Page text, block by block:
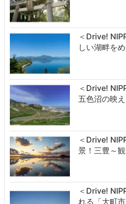
＜Drive!
しい湖畔を
＜Drive!
五色沼の映
＜Drive!
景！三豊～
＜Drive!
れる「大町